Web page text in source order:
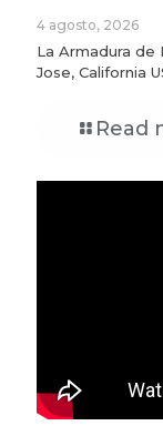
4 agosto, 2026
La Armadura de
Jose, California
Read